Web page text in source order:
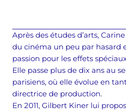
Après des études d’arts,
du cinéma un peu par hasard
passion pour les effets
Elle passe plus de dix ans au
parisiens, où elle évolue en
directrice de production.
En 2011, Gilbert Kiner lui